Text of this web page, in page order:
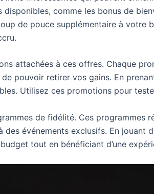
comme les bonus de
de pouce supplémentaire à votre
attachées à ces offres. Chaque
pouvoir retirer vos gains. En
Utilisez ces promotions pour
de fidélité. Ces programmes
des événements exclusifs. En
tout en bénéficiant d’une